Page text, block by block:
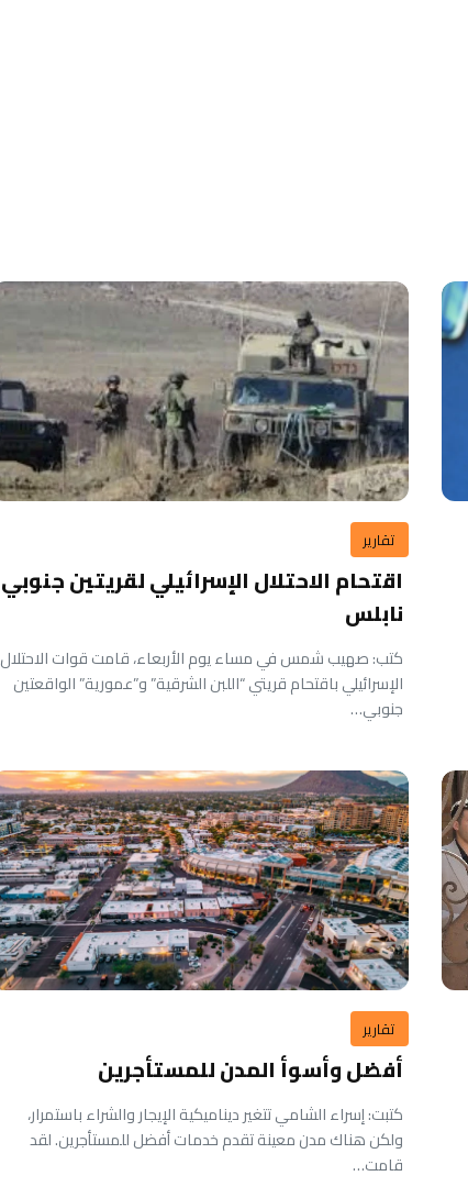
تقارير
اقتحام الاحتلال الإسرائيلي لقريتين جنوبي
نابلس
كتب: صهيب شمس في مساء يوم الأربعاء، قامت قوات الاحتلال
الإسرائيلي باقتحام قريتي “اللبن الشرقية” و”عمورية” الواقعتين
جنوبي…
تقارير
أفضل وأسوأ المدن للمستأجرين
كتبت: إسراء الشامي تتغير ديناميكية الإيجار والشراء باستمرار،
ولكن هناك مدن معينة تقدم خدمات أفضل للمستأجرين. لقد
قامت…